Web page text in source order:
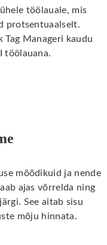
töölauale, mis
protsentuaalselt.
Tag Manageri kaudu
töölauana.
mõõdikuid ja nende
ajas võrrelda ning
See aitab sisu
mõju hinnata.